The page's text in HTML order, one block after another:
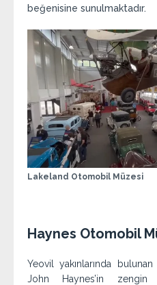
beğenisine sunulmaktadır.
Lakeland Otomobil Müzesi
Haynes Otomobil
Yeovil yakınlarında
John Haynes’in zengin